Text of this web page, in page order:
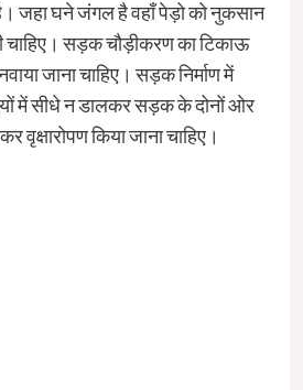
जहा घने जंगल है वहाँ पेड़ो को नुकसान
चाहिए। सड़क चौड़ीकरण का टिकाऊ
जाना चाहिए। सड़क निर्माण में
में सीधे न डालकर सड़क के दोनों ओर
वृक्षारोपण किया जाना चाहिए।